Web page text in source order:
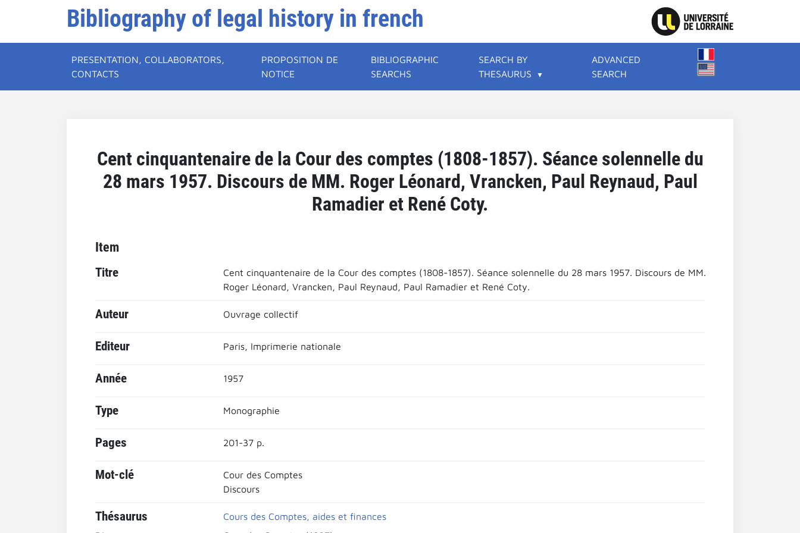
Bibliography of legal history in french
PRESENTATION, COLLABORATORS,
CONTACTS
PROPOSITION DE
NOTICE
BIBLIOGRAPHIC
SEARCHS
SEARCH BY
THESAURUS
ADVANCED
SEARCH
Cent cinquantenaire de la Cour des comptes (1808-1857). Séance solennelle du
28 mars 1957. Discours de MM. Roger Léonard, Vrancken, Paul Reynaud, Paul
Ramadier et René Coty.
Item
Titre
Cent cinquantenaire de la Cour des comptes (1808-1857). Séance solennelle du 28 mars 1957. Discours de MM.
Roger Léonard, Vrancken, Paul Reynaud, Paul Ramadier et René Coty.
Auteur Ouvrage collectif
Editeur Paris, Imprimerie nationale
Année 1957
Type Monographie
Pages 201-37 p.
Mot-clé
Cour des Comptes
Discours
Thésaurus
Cours des Comptes, aides et finances